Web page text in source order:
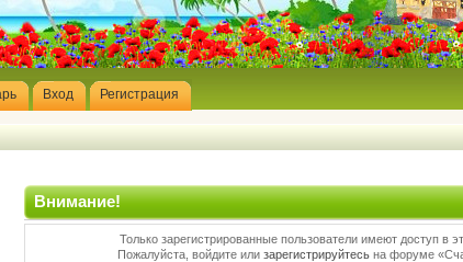
Вход Регистрация
Внимание!
Только зарегистрированные пользователи имеют доступ в
Пожалуйста, войдите или зарегистрируйтесь на форуме